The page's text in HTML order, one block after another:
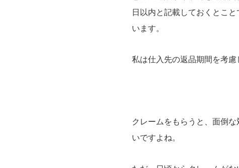
日以内と記載しておくとこ
います。
私は仕入先の返品期間を考慮
クレームをもらうと、面倒
いですよね。